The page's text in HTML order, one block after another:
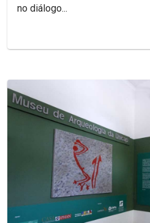
no diálogo...